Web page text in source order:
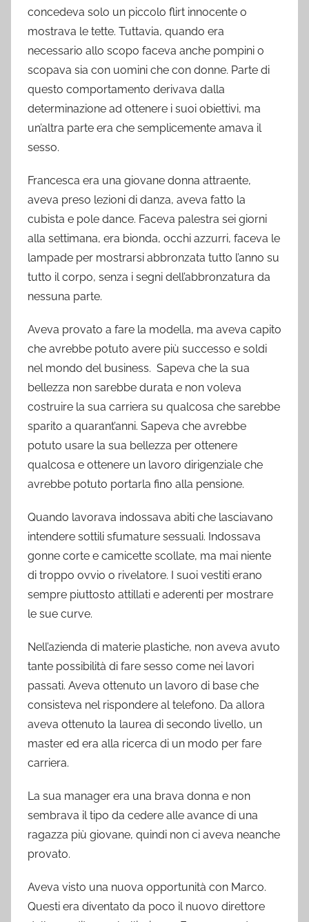
concedeva solo un piccolo flirt innocente o
mostrava le tette. Tuttavia, quando era
necessario allo scopo faceva anche pompini o
scopava sia con uomini che con donne. Parte di
questo comportamento derivava dalla
determinazione ad ottenere i suoi obiettivi, ma
un’altra parte era che semplicemente amava il
sesso.
Francesca era una giovane donna attraente,
aveva preso lezioni di danza, aveva fatto la
cubista e pole dance. Faceva palestra sei giorni
alla settimana, era bionda, occhi azzurri, faceva le
lampade per mostrarsi abbronzata tutto l’anno su
tutto il corpo, senza i segni dell’abbronzatura da
nessuna parte.
Aveva provato a fare la modella, ma aveva capito
che avrebbe potuto avere più successo e soldi
nel mondo del business. Sapeva che la sua
bellezza non sarebbe durata e non voleva
costruire la sua carriera su qualcosa che sarebbe
sparito a quarant’anni. Sapeva che avrebbe
potuto usare la sua bellezza per ottenere
qualcosa e ottenere un lavoro dirigenziale che
avrebbe potuto portarla fino alla pensione.
Quando lavorava indossava abiti che lasciavano
intendere sottili sfumature sessuali. Indossava
gonne corte e camicette scollate, ma mai niente
di troppo ovvio o rivelatore. I suoi vestiti erano
sempre piuttosto attillati e aderenti per mostrare
le sue curve.
Nell’azienda di materie plastiche, non aveva avuto
tante possibilità di fare sesso come nei lavori
passati. Aveva ottenuto un lavoro di base che
consisteva nel rispondere al telefono. Da allora
aveva ottenuto la laurea di secondo livello, un
master ed era alla ricerca di un modo per fare
carriera.
La sua manager era una brava donna e non
sembrava il tipo da cedere alle avance di una
ragazza più giovane, quindi non ci aveva neanche
provato.
Aveva visto una nuova opportunità con Marco.
Questi era diventato da poco il nuovo direttore